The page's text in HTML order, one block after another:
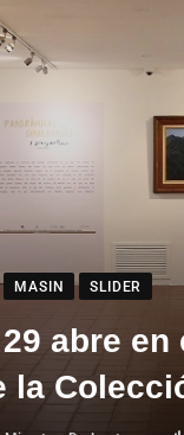
MASIN SLIDER
abre
la